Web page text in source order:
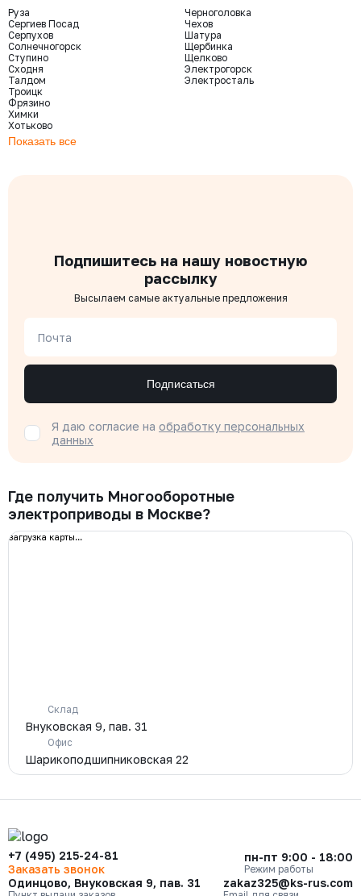
Руза
Сергиев Посад
Серпухов
Солнечногорск
Ступино
Сходня
Талдом
Троицк
Фрязино
Химки
Хотьково
Черноголовка
Чехов
Шатура
Щербинка
Щелково
Электрогорск
Электросталь
Показать все
Подпишитесь на нашу новостную
рассылку
Высылаем самые актуальные предложения
Почта
Подписаться
Я даю согласие на обработку персональных
данных
Где получить Многооборотные
электроприводы в Москве?
загрузка карты...
Склад
Внуковская 9, пав. 31
Офис
Шарикоподшипниковская 22
+7 (495) 215-24-81
Заказать звонок
пн-пт 9:00 - 18:00
Режим работы
Одинцово, Внуковская 9, пав. 31 zakaz325@ks-rus.com